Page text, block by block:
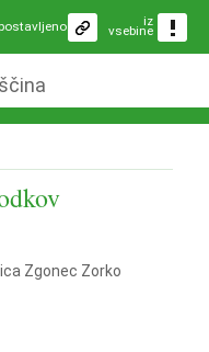
iz
vsebine
Zgonec Zorko